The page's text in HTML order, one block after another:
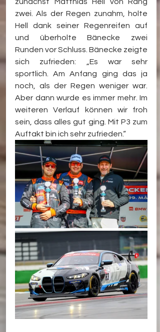
zwei. Als der Regen zunahm, holte
Hell dank seiner Regenreifen auf
und überholte Bänecke zwei
Runden vor Schluss. Bänecke zeigte
sich zufrieden: „Es war sehr
sportlich. Am Anfang ging das ja
noch, als der Regen weniger war.
Aber dann wurde es immer mehr. Im
weiteren Verlauf können wir froh
sein, dass alles gut ging. Mit P3 zum
Auftakt bin ich sehr zufrieden.“